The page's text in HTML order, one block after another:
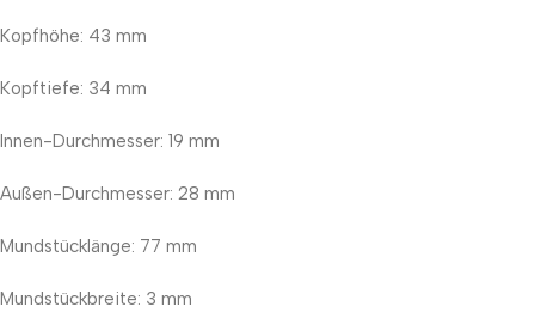
Kopfhöhe: 43 mm
Kopftiefe: 34 mm
Innen-Durchmesser: 19 mm
Außen-Durchmesser: 28 mm
Mundstücklänge: 77 mm
Mundstückbreite: 3 mm